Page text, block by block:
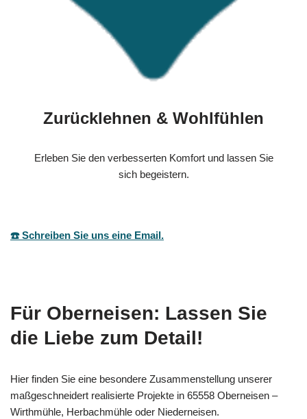
Zurücklehnen & Wohlfühlen
Erleben Sie den verbesserten Komfort und lassen Sie
sich begeistern.
☎️ Schreiben Sie uns eine Email.
Für Oberneisen: Lassen Sie
die Liebe zum Detail!
Hier finden Sie eine besondere Zusammenstellung unserer
maßgeschneidert realisierte Projekte in 65558 Oberneisen –
Wirthmühle, Herbachmühle oder Niederneisen.